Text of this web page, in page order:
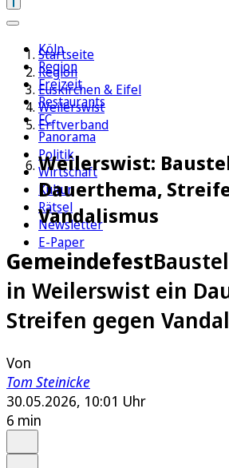
Köln
Region
Freizeit
Restaurants
FC
Panorama
Politik
Wirtschaft
Kultur
Rätsel
Newsletter
E-Paper
Startseite
Region
Euskirchen & Eifel
Weilerswist
Erftverband
Weilerswist:
Dauerthema,
Vandalismus
Gemeindefest
in Weilerswist ein
Streifen gegen
Von
Tom Steinicke
30.05.2026, 10:01 Uhr
6 min